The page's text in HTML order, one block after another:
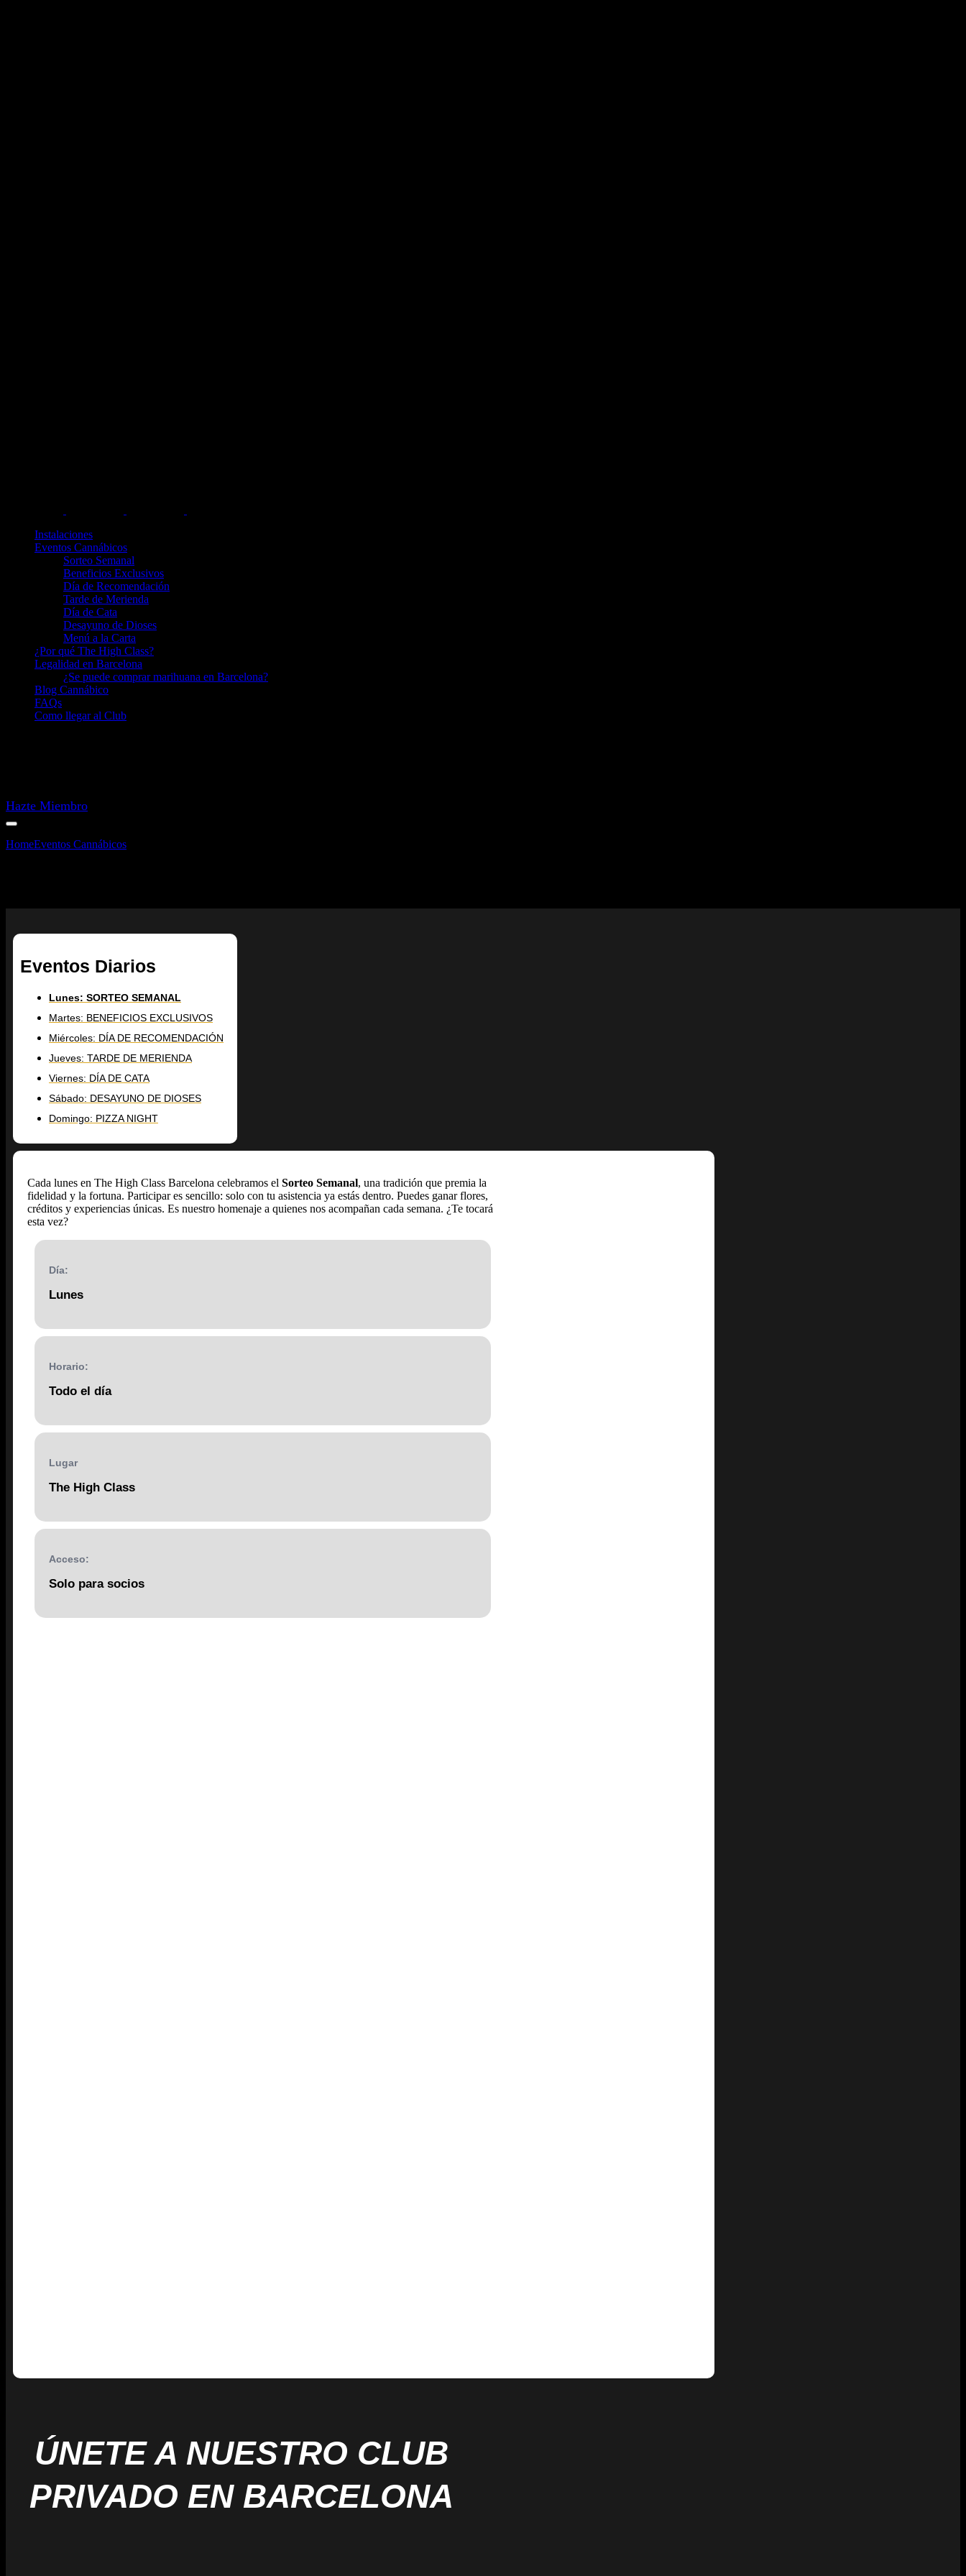
Instalaciones
Eventos Cannábicos
Sorteo Semanal
Beneficios Exclusivos
Día de Recomendación
Tarde de Merienda
Día de Cata
Desayuno de Dioses
Menú a la Carta
¿Por qué The High Class?
Legalidad en Barcelona
¿Se puede comprar marihuana en Barcelona?
Blog Cannábico
FAQs
Como llegar al Club
Hazte Miembro
HomeEventos Cannábicos
Eventos Diarios
Lunes: SORTEO SEMANAL
Martes: BENEFICIOS EXCLUSIVOS
Miércoles: DÍA DE RECOMENDACIÓN
Jueves: TARDE DE MERIENDA
Viernes: DÍA DE CATA
Sábado: DESAYUNO DE DIOSES
Domingo: PIZZA NIGHT
Cada lunes en The High Class Barcelona celebramos el Sorteo Semanal, una tradición que premia la
fidelidad y la fortuna. Participar es sencillo: solo con tu asistencia ya estás dentro. Puedes ganar flores,
créditos y experiencias únicas. Es nuestro homenaje a quienes nos acompañan cada semana. ¿Te tocará
esta vez?
Día:
Lunes
Horario:
Todo el día
Lugar
The High Class
Acceso:
Solo para socios
ÚNETE A NUESTRO CLUB
PRIVADO EN BARCELONA